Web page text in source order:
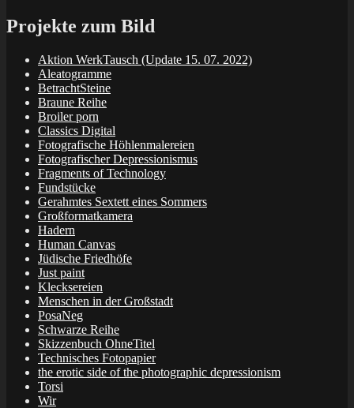
Projekte zum Bild
Aktion WerkTausch (Update 15. 07. 2022)
Aleatogramme
BetrachtSteine
Braune Reihe
Broiler porn
Classics Digital
Fotografische Höhlenmalereien
Fotografischer Depressionismus
Fragments of Technology
Fundstücke
Gerahmtes Sextett eines Sommers
Großformatkamera
Hadern
Human Canvas
Jüdische Friedhöfe
Just paint
Klecksereien
Menschen in der Großstadt
PosaNeg
Schwarze Reihe
Skizzenbuch OhneTitel
Technisches Fotopapier
the erotic side of the photographic depressionism
Torsi
Wir